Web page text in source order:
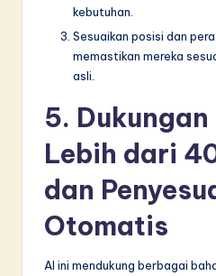
kebutuhan.
Sesuaikan posisi dan
memastikan mereka
asli.
5.
Lebih dari
dan
Otomatis
AI ini mendukung berbagai